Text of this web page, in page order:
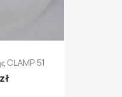
CLAMP 51